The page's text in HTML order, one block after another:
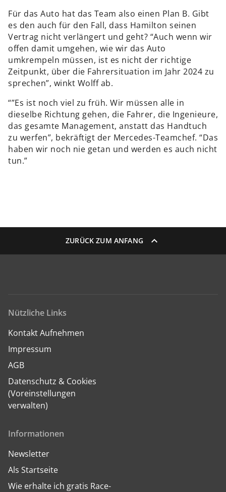
Für das Auto hat das Team also einen Plan B. Gibt
es den auch für den Fall, dass Hamilton seinen
Vertrag nicht verlängert und geht? “Auch wenn wir
offen damit umgehen, wie wir das Auto
umkrempeln müssen, ist es nicht der richtige
Zeitpunkt, über die Fahrersituation im Jahr 2024 zu
sprechen”, winkt Wolff ab.
“”Es ist noch viel zu früh. Wir müssen alle in
dieselbe Richtung gehen, die Fahrer, die Ingenieure,
das gesamte Management, anstatt das Handtuch
zu werfen”, bekräftigt der Mercedes-Teamchef. “Das
haben wir noch nie getan und werden es auch nicht
tun.”
ZURÜCK ZUM ANFANG
Nützliche Links
Kontakt Aufnehmen
Impressum
AGB
Datenschutz & Cookies
(Voreinstellungen
verwalten)
Informationen
Newsletter
Als Startseite
Wie erhalte ich gratis Race-